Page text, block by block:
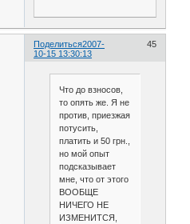
Поделиться 45
2007-
10-15 13:30:13
Что до взносов,
то опять же. Я не
против, приезжая
потусить,
платить и 50 грн.,
но мой опыт
подсказывает
мне, что от этого
ВООБЩЕ
НИЧЕГО НЕ
ИЗМЕНИТСЯ,